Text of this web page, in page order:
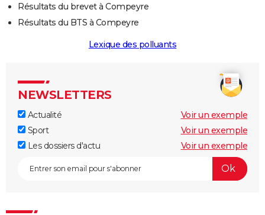
Résultats du brevet à Compeyre
Résultats du BTS à Compeyre
Lexique des polluants
NEWSLETTERS
Actualité
Voir un exemple
Sport
Voir un exemple
Les dossiers d'actu
Voir un exemple